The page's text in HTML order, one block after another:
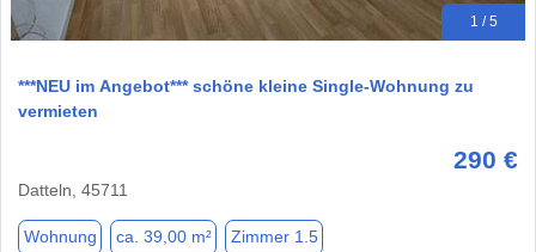
1 / 5
***NEU im Angebot*** schöne kleine Single-Wohnung zu
vermieten
290 €
Datteln, 45711
Wohnung ca. 39,00 m² Zimmer 1.5